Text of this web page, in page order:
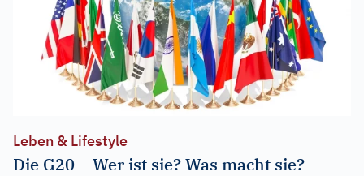
Leben & Lifestyle
Die G20 – Wer ist sie? Was macht sie?